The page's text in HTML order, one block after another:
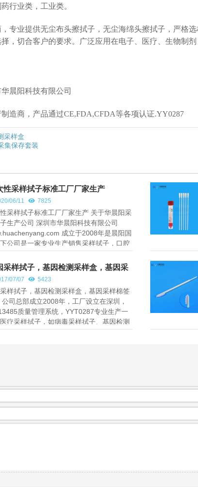
行业类，工业类。
专业提供无尘布头擦拭子，无尘海绵头擦拭子，严格
，切合客户的要求。广泛应用在电子、医疗、生物制
晨阳科技有限公司
造商，产品通过CE,FDA,CFDA等各项认证.YY0287
采样盒
集保存套装
性采样拭子标准工厂厂家生产
06/11 7825
采样拭子标准工厂厂家生产 关于华晨阳采
生产公司 深圳市华晨阳科技有限公司
成立于2008年是晨阳国
公司是一家专业生产销售采样拭子，口腔
存液，唾液采集器，医用...
采样拭子，基因检测采样盒，基因采
拭子
07/07 5423
样拭子，基因检测采样盒，基因采样棉签
公司总部成立2008年，工厂设立在深圳，
质量管理系统，YYT0287专业生产一
疗采样拭子，如病毒采样拭子、基因检测
因采样工具，尼龙拭子，无菌...